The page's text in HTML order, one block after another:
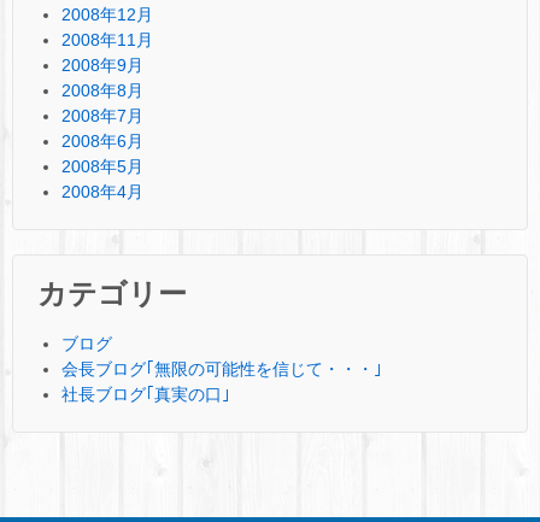
2008年12月
2008年11月
2008年9月
2008年8月
2008年7月
2008年6月
2008年5月
2008年4月
カテゴリー
ブログ
会長ブログ｢無限の可能性を信じて・・・｣
社長ブログ｢真実の口｣